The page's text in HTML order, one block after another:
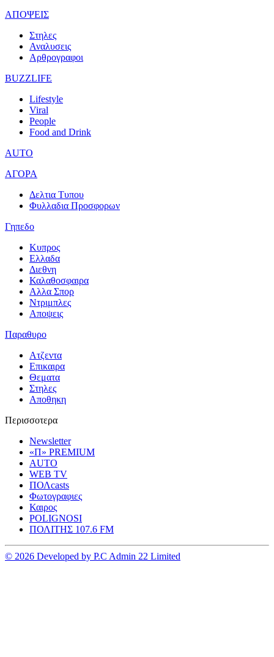
ΑΠΟΨΕΙΣ
Στηλες
Αναλυσεις
Αρθρογραφοι
BUZZLIFE
Lifestyle
Viral
People
Food and Drink
AUTO
ΑΓΟΡΑ
Δελτια Τυπου
Φυλλαδια Προσφορων
Γηπεδο
Κυπρος
Ελλαδα
Διεθνη
Καλαθοσφαιρα
Αλλα Σπορ
Ντριμπλες
Αποψεις
Παραθυρο
Ατζεντα
Επικαιρα
Θεματα
Στηλες
Αποθηκη
Περισσοτερα
Newsletter
«Π» PREMIUM
AUTO
WEB TV
ΠΟΛcasts
Φωτογραφιες
Καιρος
POLIGNOSI
ΠΟΛΙΤΗΣ 107.6 FM
© 2026 Developed by P.C Admin 22 Limited